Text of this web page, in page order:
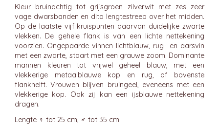
Kleur bruinachtig tot grijsgroen zilverwit met zes zeer
vage dwarsbanden en dito lengtestreep over het midden.
Op de laatste vijf kruispunten daarvan duidelijke zwarte
vlekken. De gehele flank is van een lichte nettekening
voorzien. Ongepaarde vinnen lichtblauw, rug- en aarsvin
met een zwarte, staart met een grauwe zoom. Dominante
mannen kleuren tot vrijwel geheel blauw, met een
vlekkerige metaalblauwe kop en rug, of bovenste
flankhelft. Vrouwen blijven bruingeel, eveneens met een
vlekkerige kop. Ook zij kan een ijsblauwe nettekening
dragen.
Lengte ♀ tot 25 cm, ♂ tot 35 cm.